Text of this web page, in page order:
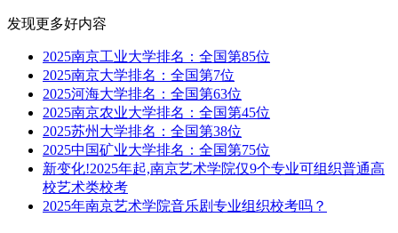
发现更多好内容
2025南京工业大学排名：全国第85位
2025南京大学排名：全国第7位
2025河海大学排名：全国第63位
2025南京农业大学排名：全国第45位
2025苏州大学排名：全国第38位
2025中国矿业大学排名：全国第75位
新变化!2025年起,南京艺术学院仅9个专业可组织普通高
校艺术类校考
2025年南京艺术学院音乐剧专业组织校考吗？